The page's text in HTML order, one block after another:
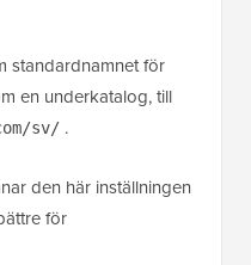
standardnamnet för
en underkatalog, till
sv/ .
den här inställningen
för